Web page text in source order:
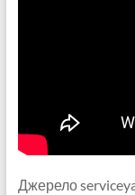
Джерело